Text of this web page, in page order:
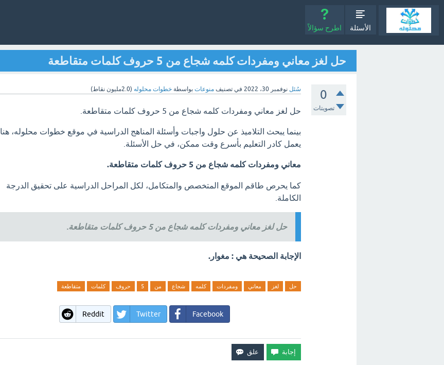
الأسئلة اطرح سؤالاً
حل لغز معاني ومفردات كلمه شجاع من 5 حروف كلمات متقاطعة
0
تصويتات
سُئل نوفمبر 30، 2022 في تصنيف منوعات بواسطة خطوات محلوله (2.0مليون نقاط)
حل لغز معاني ومفردات كلمه شجاع من 5 حروف كلمات متقاطعة.
بينما يبحث التلاميذ عن حلول واجبات وأسئلة المناهج الدراسية في موقع خطوات محلوله، هنا
يعمل كادر التعليم بأسرع وقت ممكن، في حل الأسئلة.
معاني ومفردات كلمه شجاع من 5 حروف كلمات متقاطعة.
كما يحرص طاقم الموقع المتخصص والمتكامل، لكل المراحل الدراسية على تحقيق الدرجة
الكاملة.
حل لغز معاني ومفردات كلمه شجاع من 5 حروف كلمات متقاطعة.
الإجابة الصحيحة هي : مغوار.
حل لغز معاني ومفردات كلمه شجاع من 5 حروف كلمات متقاطعة
Facebook
Twitter
Reddit